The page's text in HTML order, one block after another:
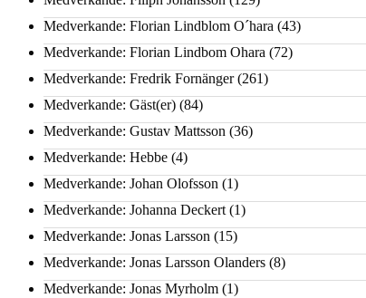
Medverkande: Florian Lindblom O´hara (43)
Medverkande: Florian Lindbom Ohara (72)
Medverkande: Fredrik Fornänger(261)
Medverkande: Gäst(er) (84)
Medverkande: Gustav Mattsson (36)
Medverkande: Hebbe (4)
Medverkande: Johan Olofsson (1)
Medverkande: Johanna Deckert (1)
Medverkande: Jonas Larsson (15)
Medverkande: Jonas Larsson Olanders (8)
Medverkande: Jonas Myrholm (1)